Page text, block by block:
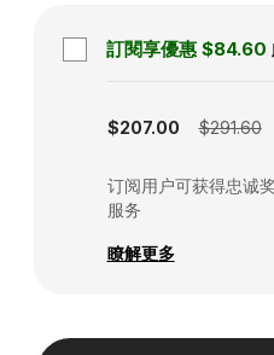
訂閱享優惠 $84.60
$207.00 $291.60
订阅用户可获得忠诚
服务
瞭解更多